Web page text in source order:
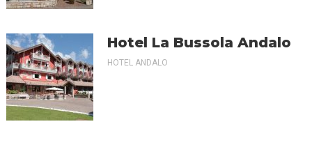
Hotel La Bussola Andalo
HOTEL ANDALO